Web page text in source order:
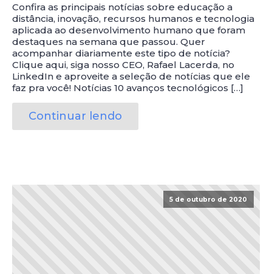
Confira as principais notícias sobre educação a
distância, inovação, recursos humanos e tecnologia
aplicada ao desenvolvimento humano que foram
destaques na semana que passou. Quer
acompanhar diariamente este tipo de notícia?
Clique aqui, siga nosso CEO, Rafael Lacerda, no
LinkedIn e aproveite a seleção de notícias que ele
faz pra você! Notícias 10 avanços tecnológicos […]
Continuar lendo
5 de outubro de 2020